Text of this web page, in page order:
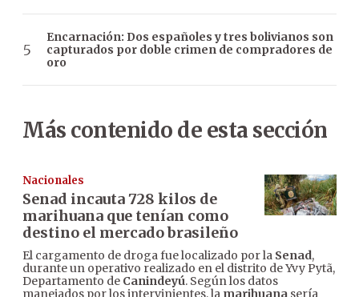
Encarnación: Dos españoles y tres bolivianos son
capturados por doble crimen de compradores de
oro
Más contenido de esta sección
Nacionales
Senad incauta 728 kilos de
marihuana que tenían como
destino el mercado brasileño
El cargamento de droga fue localizado por la Senad,
durante un operativo realizado en el distrito de Yvy Pytã,
Departamento de Canindeyú. Según los datos
manejados por los intervinientes, la marihuana sería